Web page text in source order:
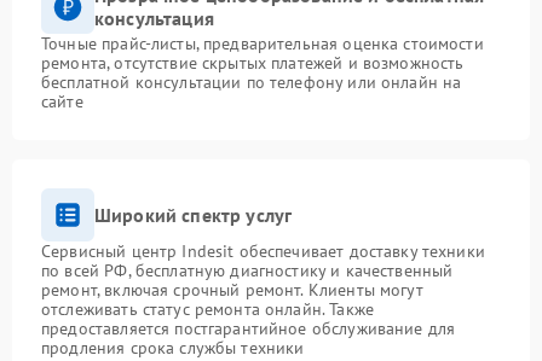
консультация
Точные прайс-листы, предварительная оценка стоимости
ремонта, отсутствие скрытых платежей и возможность
бесплатной консультации по телефону или онлайн на
сайте
Широкий спектр услуг
Сервисный центр Indesit обеспечивает доставку техники
по всей РФ, бесплатную диагностику и качественный
ремонт, включая срочный ремонт. Клиенты могут
отслеживать статус ремонта онлайн. Также
предоставляется постгарантийное обслуживание для
продления срока службы техники